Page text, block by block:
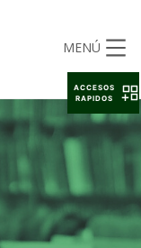
MENÚ
ACCESOS
RAPIDOS